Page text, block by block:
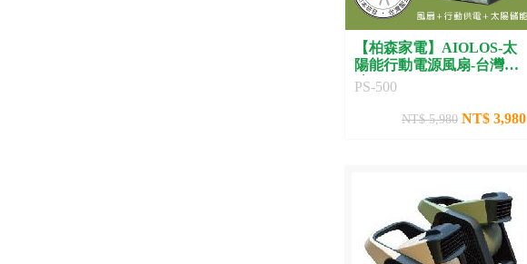
【柏森家電】AIOLOS-太
陽能行動電源風扇-台灣製
造 PS-500
PS-500
NT$ 5,980 NT$ 3,980